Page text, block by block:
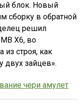
блок. Новый
сборку в обратной
решил
Х6, во
строя, как
двух зайцев».
чери амулет